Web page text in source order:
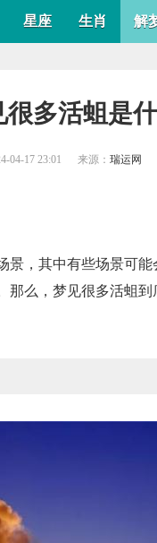
星座 生肖 解
很多活蛆是
04-17 23:01 来源： 瑞运网
景，其中有些场景可
那么，梦见很多活蛆